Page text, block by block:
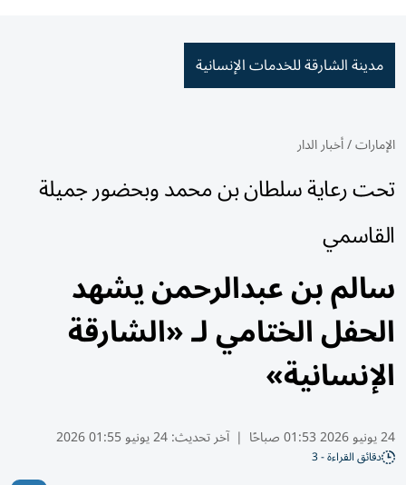
مدينة الشارقة للخدمات الإنسانية
الإمارات/أخبار الدار
تحت رعاية سلطان بن محمد وبحضور جميلة
القاسمي
سالم بن عبدالرحمن يشهد
الحفل الختامي لـ «الشارقة
الإنسانية»
24 يونيو 2026 01:53 صباحًا | آخر تحديث:24 يونيو 01:55 2026
دقائق القراءة - 3